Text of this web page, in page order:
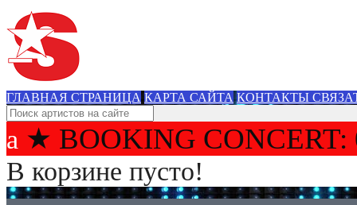
ГЛАВНАЯ СТРАНИЦА КАРТА САЙТА КОНТАКТЫ
★ BOOKING
В корзине пусто!